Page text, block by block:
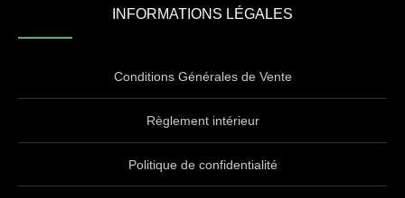
INFORMATIONS LÉGALES
Conditions Générales de Vente
Règlement intérieur
Politique de confidentialité